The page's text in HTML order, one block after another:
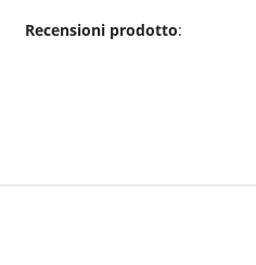
Recensioni prodotto: